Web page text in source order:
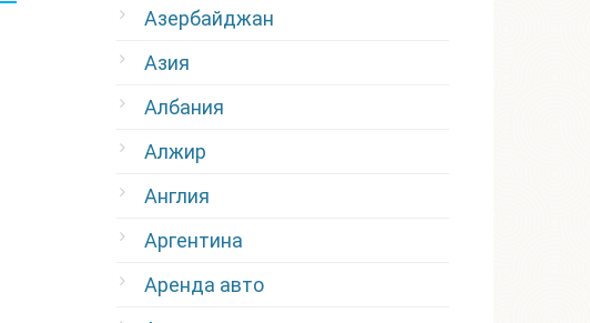
Азербайджан
Азия
Албания
Алжир
Англия
Аргентина
Аренда авто